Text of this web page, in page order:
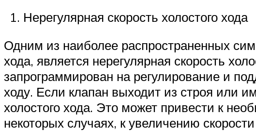
Нерегулярная скорость холостого хода
Одним из наиболее распространенных
хода, является нерегулярная скорость
запрограммирован на регулирование и
ходу. Если клапан выходит из строя или
холостого хода. Это может привести к
некоторых случаях, к увеличению